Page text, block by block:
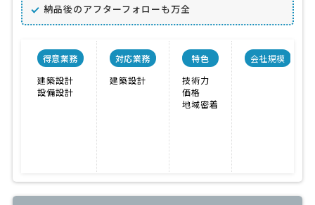
納品後のアフターフォローも万全
得意業務
建築設計
設備設計
対応業務
建築設計
特色
技術力
価格
地域密着
会社規模